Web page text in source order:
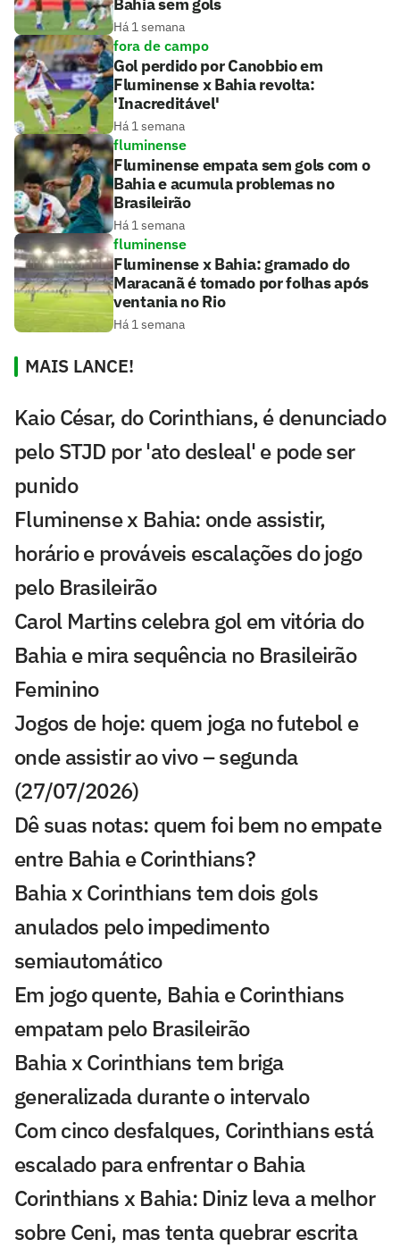
Há 1 semana
fora de campo
Gol perdido por Canobbio em
Fluminense x Bahia revolta:
'Inacreditável'
Há 1 semana
fluminense
Fluminense empata sem gols com o
Bahia e acumula problemas no
Brasileirão
Há 1 semana
fluminense
Fluminense x Bahia: gramado do
Maracanã é tomado por folhas após
ventania no Rio
Há 1 semana
MAIS LANCE!
Kaio César, do Corinthians, é denunciado
pelo STJD por 'ato desleal' e pode ser
punido
Fluminense x Bahia: onde assistir,
horário e prováveis escalações do jogo
pelo Brasileirão
Carol Martins celebra gol em vitória do
Bahia e mira sequência no Brasileirão
Feminino
Jogos de hoje: quem joga no futebol e
onde assistir ao vivo – segunda
(27/07/2026)
Dê suas notas: quem foi bem no empate
entre Bahia e Corinthians?
Bahia x Corinthians tem dois gols
anulados pelo impedimento
semiautomático
Em jogo quente, Bahia e Corinthians
empatam pelo Brasileirão
Bahia x Corinthians tem briga
generalizada durante o intervalo
Com cinco desfalques, Corinthians está
escalado para enfrentar o Bahia
Corinthians x Bahia: Diniz leva a melhor
sobre Ceni, mas tenta quebrar escrita